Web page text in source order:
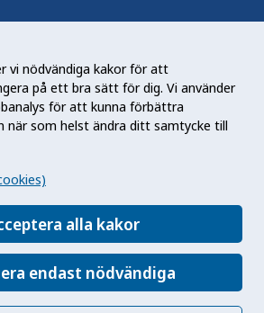
vi nödvändiga kakor för att
på ett bra sätt för dig. Vi använder
för att kunna förbättra
när som helst ändra ditt samtycke till
alla kakor
endast nödvändiga
(Fohm) är en nationell
som arbetar för en bättre
myndigheten genom att
ohälsa och skydda mot
är en folkhälsa som stärker